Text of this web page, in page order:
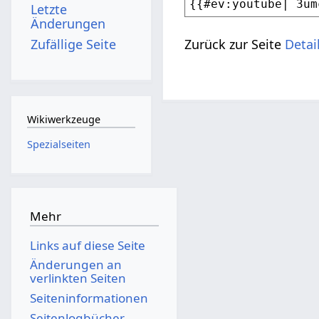
Zurück zur Seite
Letzte
Änderungen
Zufällige Seite
Wikiwerkzeuge
Spezialseiten
Mehr
Links auf diese Seite
Änderungen an
verlinkten Seiten
Seiten­­informationen